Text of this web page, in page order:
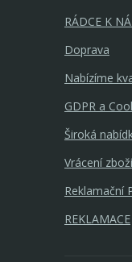
RÁDCE K
Doprava
Nabízíme
GDPR a
Široká
Vrácení
Reklamační
REKLAMACE